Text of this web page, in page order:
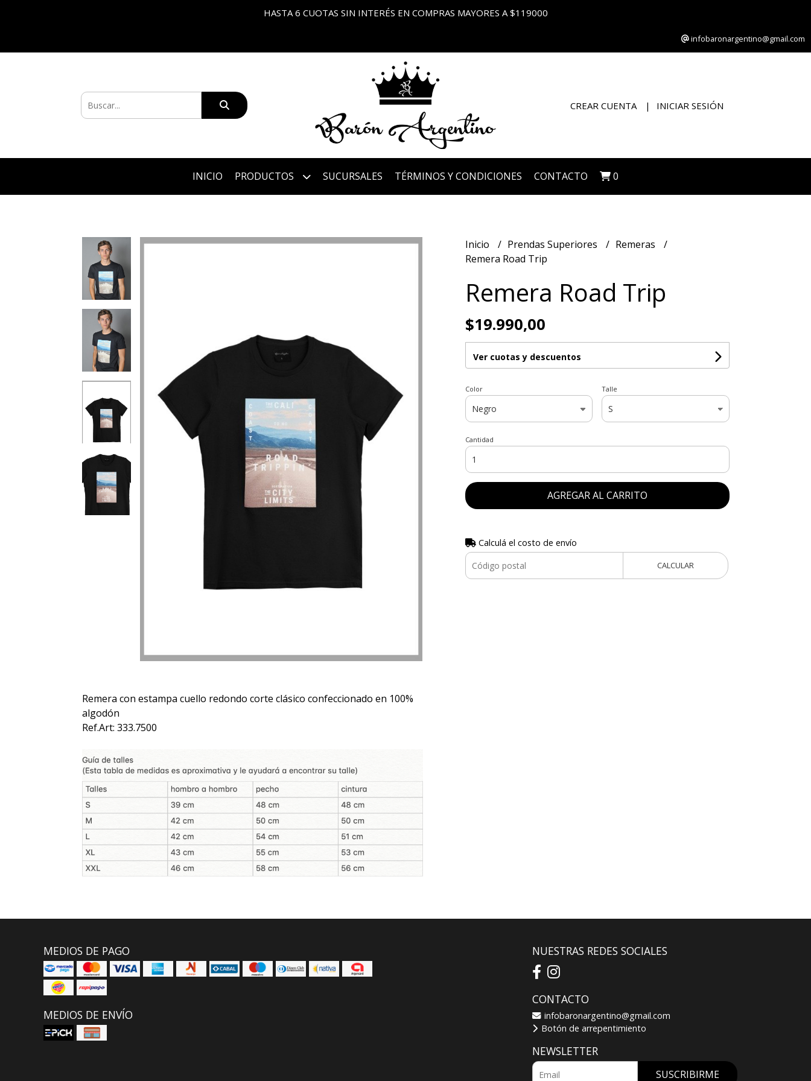
HASTA 6 CUOTAS SIN INTERÉS EN COMPRAS MAYORES A $119000
infobaronargentino@gmail.com
CREAR CUENTA INICIAR SESIÓN
INICIO PRODUCTOS SUCURSALES TÉRMINOS Y CONDICIONES CONTACTO 0
Remera con estampa cuello redondo corte clásico confeccionado en 100%
algodón
Ref.Art: 333.7500
Inicio Prendas Superiores
Remeras
Remera Road Trip
Remera Road Trip
$19.990,00
Ver cuotas y descuentos
Color Talle
Cantidad
AGREGAR AL CARRITO
Calculá el costo de envío
CALCULAR
MEDIOS DE PAGO
MEDIOS DE ENVÍO
NUESTRAS REDES SOCIALES
CONTACTO
infobaronargentino@gmail.com
Botón de arrepentimiento
NEWSLETTER
SUSCRIBIRME